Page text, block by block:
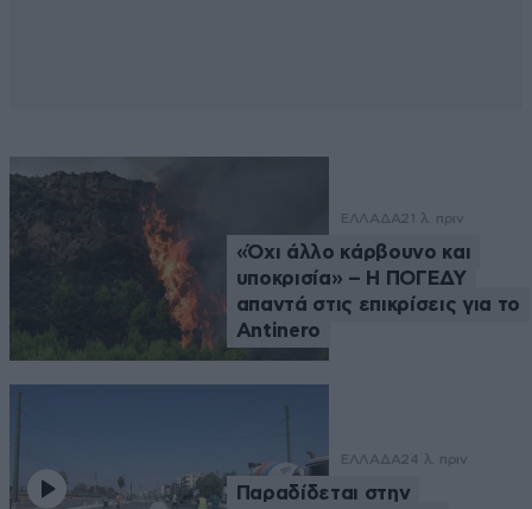
ΕΛΛΑΔΑ21 λ. πριν
«Όχι άλλο κάρβουνο και
υποκρισία» – Η ΠΟΓΕΔΥ
απαντά στις επικρίσεις για το
Antinero
ΕΛΛΑΔΑ24 λ. πριν
Παραδίδεται στην